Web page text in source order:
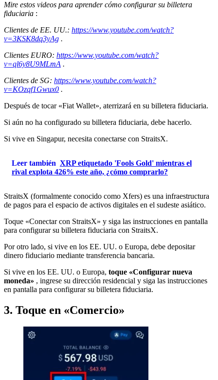
Mire estos videos para aprender cómo configurar su billetera
fiduciaria :
Clientes de EE. UU.: https://www.youtube.com/watch?
v=3KSK8dq3yAg .
Clientes EURO: https://www.youtube.com/watch?
v=ql6y8U9MLmA .
Clientes de SG: https://www.youtube.com/watch?
v=KOzqf1Gwux0 .
Después de tocar «Fiat Wallet», aterrizará en su billetera fiduciaria.
Si aún no ha configurado su billetera fiduciaria, debe hacerlo.
Si vive en Singapur, necesita conectarse con StraitsX.
Leer también XRP etiquetado 'Fools Gold' mientras el
rival explota 426% este año, ¿cómo comprarlo?
StraitsX (formalmente conocido como Xfers) es una infraestructura
de pagos para el espacio de activos digitales en el sudeste asiático.
Toque «Conectar con StraitsX» y siga las instrucciones en pantalla
para configurar su billetera fiduciaria con StraitsX.
Por otro lado, si vive en los EE. UU. o Europa, debe depositar
dinero fiduciario mediante transferencia bancaria.
Si vive en los EE. UU. o Europa, toque «Configurar nueva
moneda» , ingrese su dirección residencial y siga las instrucciones
en pantalla para configurar su billetera fiduciaria.
3. Toque en «Comercio»